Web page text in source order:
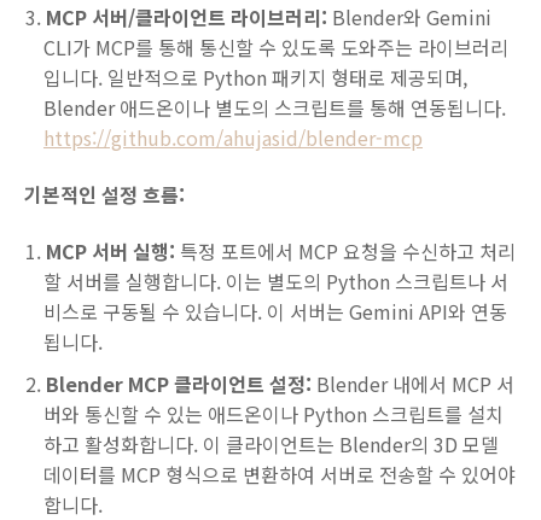
MCP 서버/클라이언트 라이브러리: Blender와 Gemini
CLI가 MCP를 통해 통신할 수 있도록 도와주는 라이브러리
입니다. 일반적으로 Python 패키지 형태로 제공되며,
Blender 애드온이나 별도의 스크립트를 통해 연동됩니다.
https://github.com/ahujasid/blender-mcp
기본적인 설정 흐름:
MCP 서버 실행: 특정 포트에서 MCP 요청을 수신하고 처리
할 서버를 실행합니다. 이는 별도의 Python 스크립트나 서
비스로 구동될 수 있습니다. 이 서버는 Gemini API와 연동
됩니다.
Blender MCP 클라이언트 설정: Blender 내에서 MCP 서
버와 통신할 수 있는 애드온이나 Python 스크립트를 설치
하고 활성화합니다. 이 클라이언트는 Blender의 3D 모델
데이터를 MCP 형식으로 변환하여 서버로 전송할 수 있어야
합니다.